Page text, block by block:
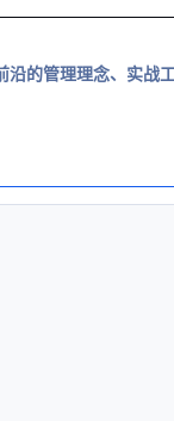
沿的管理理念、实战